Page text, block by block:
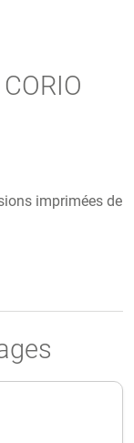
imprimées de